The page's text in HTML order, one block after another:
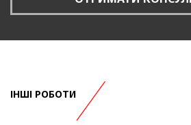
ІНШІ РОБОТИ